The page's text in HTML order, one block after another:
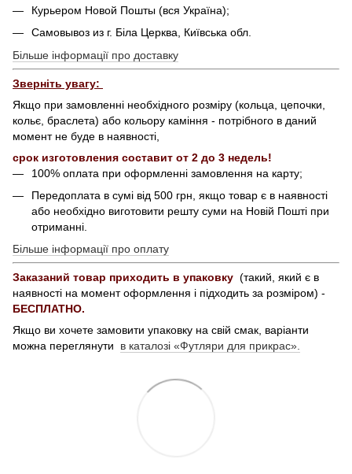
Курьером Новой Пошты (вся Україна);
Самовывоз из г. Біла Церква, Київська обл.
Більше інформації про доставку
Зверніть увагу:
Якщо при замовленні необхідного розміру (кольца, цепочки,
кольє, браслета) або кольору каміння - потрібного в даний
момент не буде в наявності,
срок изготовления составит от 2 до 3 недель!
100% оплата при оформленні замовлення на карту;
Передоплата в сумі від 500 грн, якщо товар є в наявності
або необхідно виготовити решту суми на Новій Пошті при
отриманні.
Більше інформації про оплату
Заказаний товар приходить в упаковку (такий, який є в
наявності на момент оформлення і підходить за розміром) -
БЕСПЛАТНО.
Якщо ви хочете замовити упаковку на свій смак, варіанти
можна переглянути в каталозі «Футляри для прикрас».